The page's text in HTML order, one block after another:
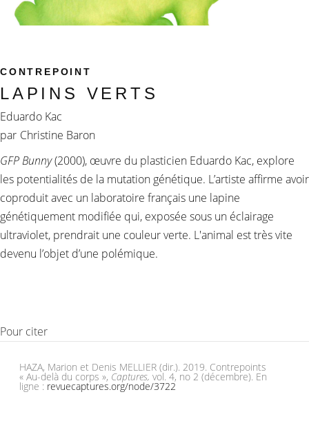
CONTREPOINT
LAPINS VERTS
Eduardo Kac
par Christine Baron
GFP Bunny(2000), œuvre du plasticien Eduardo Kac, explore
les potentialités de la mutation génétique. L’artiste affirme avoir
coproduit avec un laboratoire français une lapine
génétiquement modifiée qui, exposée sous un éclairage
ultraviolet, prendrait une couleur verte. L'animal est très vite
devenu l’objet d’une polémique.
Pour citer
HAZA, Marion et Denis MELLIER (dir.). 2019. Contrepoints
« Au-delà du corps », Captures, vol. 4, no 2 (décembre). En
ligne : revuecaptures.org/node/3722